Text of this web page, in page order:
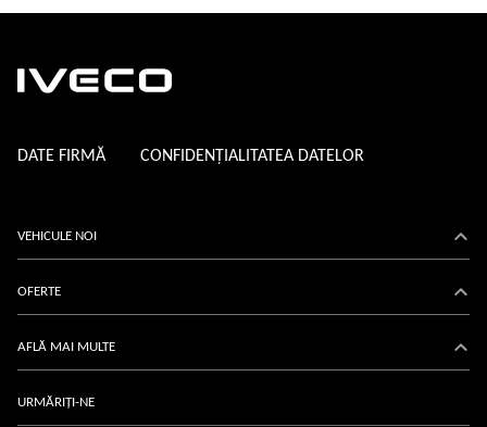
DATE FIRMĂ CONFIDENȚIALITATEA DATELOR
VEHICULE NOI
OFERTE
Acțiuni
AFLĂ MAI MULTE
Despre-noi
URMĂRIȚI-NE